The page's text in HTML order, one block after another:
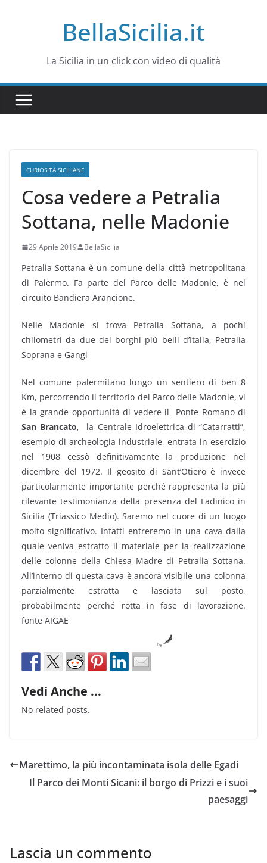
BellaSicilia.it
La Sicilia in un click con video di qualità
CURIOSITÀ SICILIANE
Cosa vedere a Petralia
Sottana, nelle Madonie
29 Aprile 2019 BellaSicilia
Petralia Sottana è un comune della città metropolitana
di Palermo. Fa parte del Parco delle Madonie, è nel
circuito Bandiera Arancione.
Nelle Madonie si trova Petralia Sottana, a pochi
chilometri da due dei borghi più belli d’Italia, Petralia
Soprana e Gangi
Nel comune palermitano lungo un sentiero di ben 8
Km, percorrendo il territorio del Parco delle Madonie, vi
è la grande opportunità di vedere il Ponte Romano di
San Brancato, la Centrale Idroelettrica di “Catarratti”,
esempio di archeologia industriale, entrata in esercizio
nel 1908 cessò definitivamente la produzione nel
dicembre del 1972. Il geosito di Sant’Otiero è invece
particolarmente importante perché rappresenta la più
rilevante testimonianza della presenza del Ladinico in
Sicilia (Triassico Medio). Saremo nel cuore di un luogo
molto significativo. Infatti entreremo in una cava dalla
quale veniva estratto il materiale per la realizzazione
delle colonne della Chiesa Madre di Petralia Sottana.
All’interno di questa cava è ancora visibile una colonna
parzialmente estratta e lasciata sul posto,
probabilmente perché rotta in fase di lavorazione.
fonte AIGAE
by
Vedi Anche ...
No related posts.
Marettimo, la più incontaminata isola delle Egadi
Il Parco dei Monti Sicani: il borgo di Prizzi e i suoi
paesaggi
Lascia un commento